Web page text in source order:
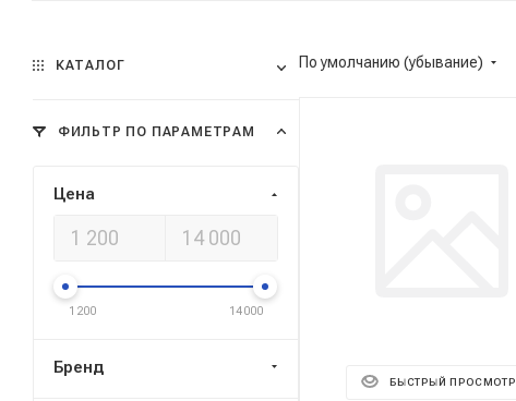
По умолчанию (убывание)
БЫСТРЫЙ ПРОСМОТР
КАТАЛОГ
ФИЛЬТР ПО ПАРАМЕТРАМ
Цена
1 200 14 000
Бренд